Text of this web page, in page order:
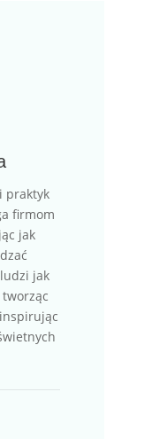
praktyk
firmom
jak
jak